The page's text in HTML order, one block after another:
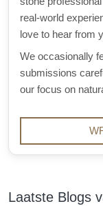
real-world
love to hear from
We occasionally
submissions
our focus on
Laatste Blogs